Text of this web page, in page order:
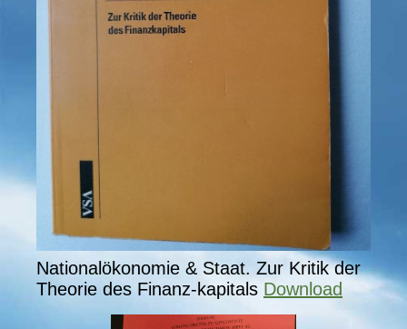
Nationalökonomie & Staat. Zur Kritik der
Theorie des Finanz-kapitals Download